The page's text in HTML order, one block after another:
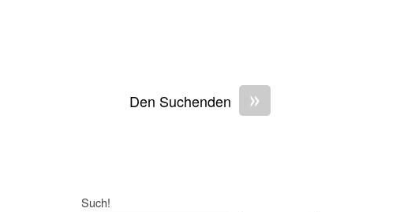
»
Den Suchenden
Such!